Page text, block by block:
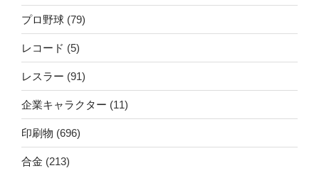
プロ野球 (79)
レコード (5)
レスラー (91)
企業キャラクター (11)
印刷物 (696)
合金 (213)